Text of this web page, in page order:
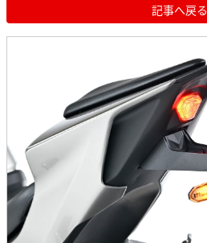
記事へ戻る